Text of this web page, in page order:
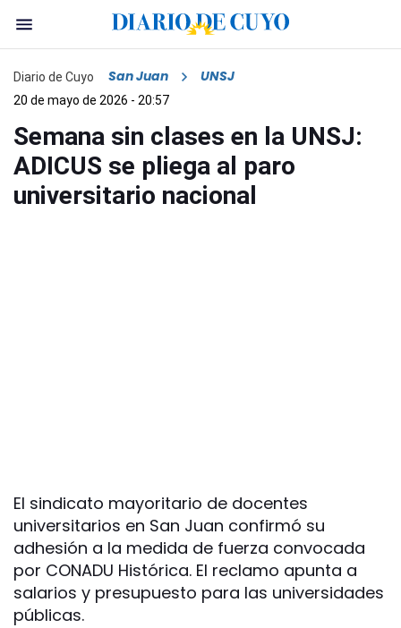
Diario de Cuyo San Juan UNSJ
20 de mayo de 2026 - 20:57
Semana sin clases en la UNSJ:
ADICUS se pliega al paro
universitario nacional
El sindicato mayoritario de docentes
universitarios en San Juan confirmó su
adhesión a la medida de fuerza convocada
por CONADU Histórica. El reclamo apunta a
salarios y presupuesto para las universidades
públicas.